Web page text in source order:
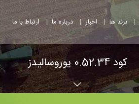
| برند ها | اخبار | درباره ما | ارتباط با ما
کود 0.52.34 یوروسالیدز